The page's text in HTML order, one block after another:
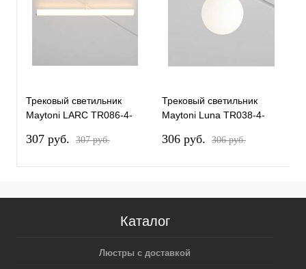
Трековый светильник
Maytoni LARC TR086-4-
307 pуб. 307 pуб.
Трековый светильник
Maytoni Luna TR038-4-
306 pуб. 306 pуб.
Каталог
Люстры с доставкой